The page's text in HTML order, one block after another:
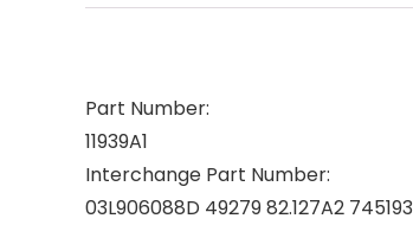
Part Number:
11939A1
Interchange Part Number:
03L906088D 49279 82.127A2